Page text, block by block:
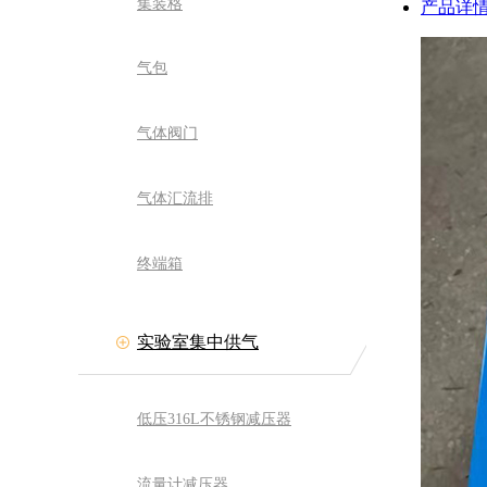
产品详
集装格
气包
气体阀门
气体汇流排
终端箱
实验室集中供气
低压316L不锈钢减压器